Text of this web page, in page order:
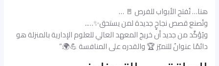
هنا… تُفتح الأبواب للفرص 🚪 …
وتُصنع قصص نجاحٍ جديدة لمن يستحق✨…..
ويُؤكَّد من جديد أن خريجَ المعهد العالي للعلوم الإدارية بالمنزلة هو
دائمًا عنوانٌ للتميّز 🏆 والقدره على المنافسة 💪🌍.”